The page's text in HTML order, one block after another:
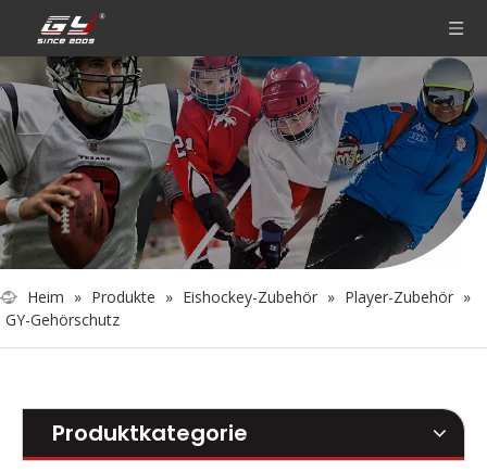
Heim » Produkte » Eishockey-Zubehör » Player-Zubehör »
GY-Gehörschutz
Produktkategorie